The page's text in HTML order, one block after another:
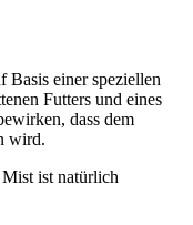
Basis einer speziellen
Futters und eines
dass dem
wird.
ist natürlich